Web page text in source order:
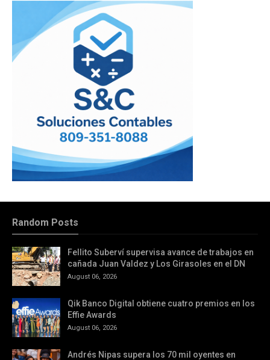
Random Posts
Fellito Suberví supervisa avance de trabajos en
cañada Juan Valdez y Los Girasoles en el DN
August 06, 2026
Qik Banco Digital obtiene cuatro premios en los
Effie Awards
August 06, 2026
Andrés Nipas supera los 70 mil oyentes en